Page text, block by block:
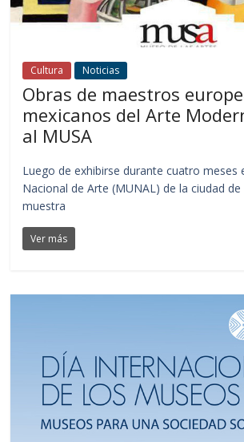
Cultura Noticias
Obras de maestros
mexicanos del Arte
al MUSA
Luego de exhibirse durante cuatro meses
Nacional de Arte (MUNAL) de la ciudad
muestra
Ver más